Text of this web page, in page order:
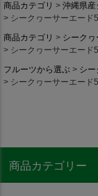
商品カテゴリ
沖縄県産
シークヮーサーエー
商品カテゴリ
シークヮ
シークヮーサーエー
フルーツから選ぶ
シー
シークヮーサーエー
商品カテゴリー